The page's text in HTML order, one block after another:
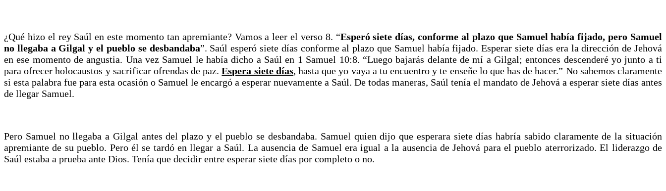
¿Qué hizo el rey Saúl en este momento tan apremiante? Vamos a leer el verso 8. “Esperó siete días, conforme al plazo que Samuel había fijado, pero Samuel
no llegaba a Gilgal y el pueblo se desbandaba”. Saúl esperó siete días conforme al plazo que Samuel había fijado. Esperar siete días era la dirección de Jehová
en ese momento de angustia. Una vez Samuel le había dicho a Saúl en 1 Samuel 10:8. “Luego bajarás delante de mí a Gilgal; entonces descenderé yo junto a ti
para ofrecer holocaustos y sacrificar ofrendas de paz.Espera siete días, hasta que yo vaya a tu encuentro y te enseñe lo que has de hacer.” No sabemos claramente
si esta palabra fue para esta ocasión o Samuel le encargó a esperar nuevamente a Saúl. De todas maneras, Saúl tenía el mandato de Jehová a esperar siete días antes
de llegar Samuel.
Pero Samuel no llegaba a Gilgal antes del plazo y el pueblo se desbandaba. Samuel quien dijo que esperara siete días habría sabido claramente de la situación
apremiante de su pueblo. Pero él se tardó en llegar a Saúl. La ausencia de Samuel era igual a la ausencia de Jehová para el pueblo aterrorizado. El liderazgo de
Saúl estaba a prueba ante Dios. Tenía que decidir entre esperar siete días por completo o no.